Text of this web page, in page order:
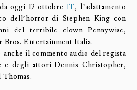
oggi 12 ottobre IT, l’adattamento
dell’horror di Stephen King con
del terribile clown Pennywise,
Bros. Entertainment Italia.
il commento audio del regista
e degli attori Dennis Christopher,
Thomas.